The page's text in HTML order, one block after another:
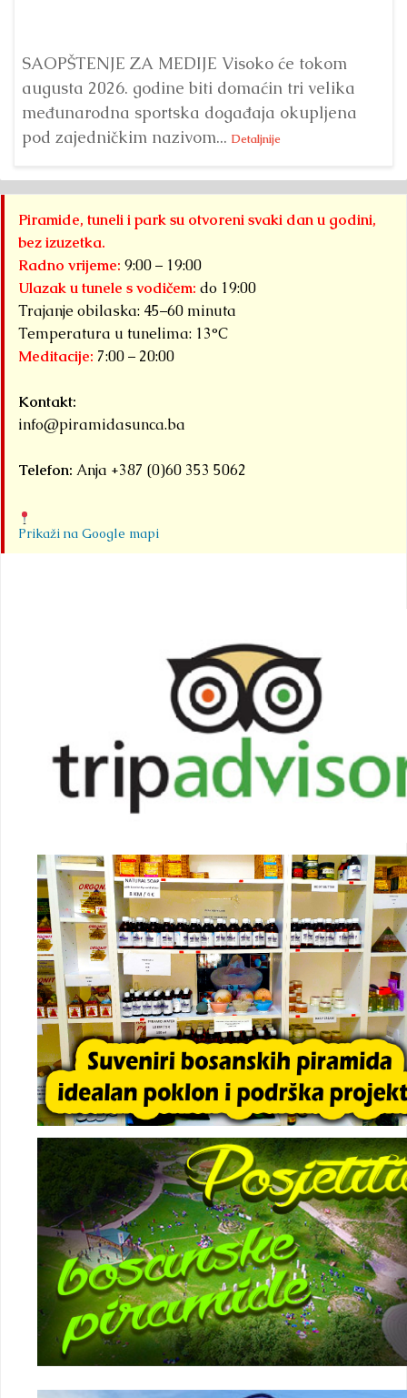
SAOPŠTENJE ZA MEDIJE Visoko će tokom
augusta 2026. godine biti domaćin tri velika
međunarodna sportska događaja okupljena
pod zajedničkim nazivom... Detaljnije
Piramide, tuneli i park su otvoreni svaki dan u godini,
bez izuzetka.
Radno vrijeme: 9:00 – 19:00
Ulazak u tunele s vodičem: do 19:00
Trajanje obilaska: 45–60 minuta
Temperatura u tunelima: 13°C
Meditacije: 7:00 – 20:00
Kontakt:
info@piramidasunca.ba
Telefon: Anja +387 (0)60 353 5062
Prikaži na Google mapi